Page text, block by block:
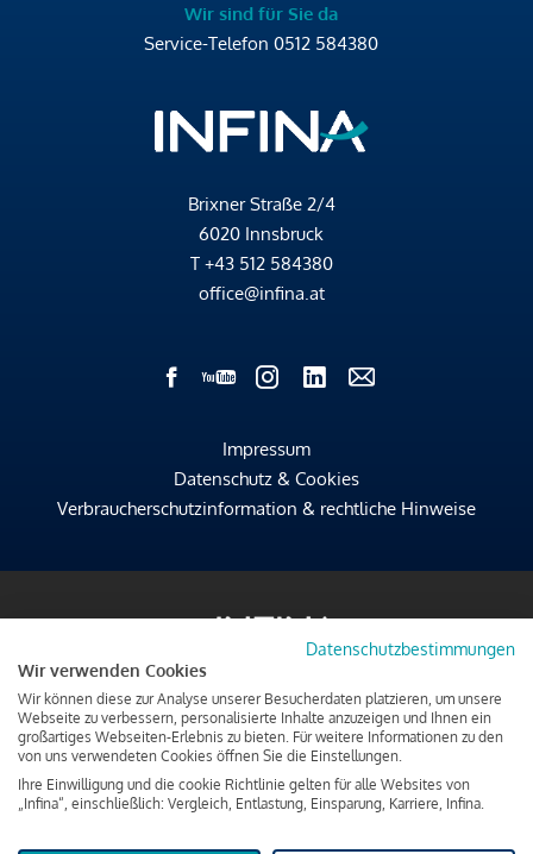
Wir sind für Sie da
Service-Telefon 0512 584380
Brixner Straße 2/4
6020 Innsbruck
T +43 512 584380
office@infina.at
Impressum
Datenschutz & Cookies
Verbraucherschutzinformation & rechtliche Hinweise
Datenschutzbestimmungen
Wir verwenden Cookies
Wir können diese zur Analyse unserer Besucherdaten platzieren, um unsere
Webseite zu verbessern, personalisierte Inhalte anzuzeigen und Ihnen ein
großartiges Webseiten-Erlebnis zu bieten. Für weitere Informationen zu den
von uns verwendeten Cookies öffnen Sie die Einstellungen.
Ihre Einwilligung und die cookie Richtlinie gelten für alle Websites von
„Infina“, einschließlich: Vergleich, Entlastung, Einsparung, Karriere, Infina.